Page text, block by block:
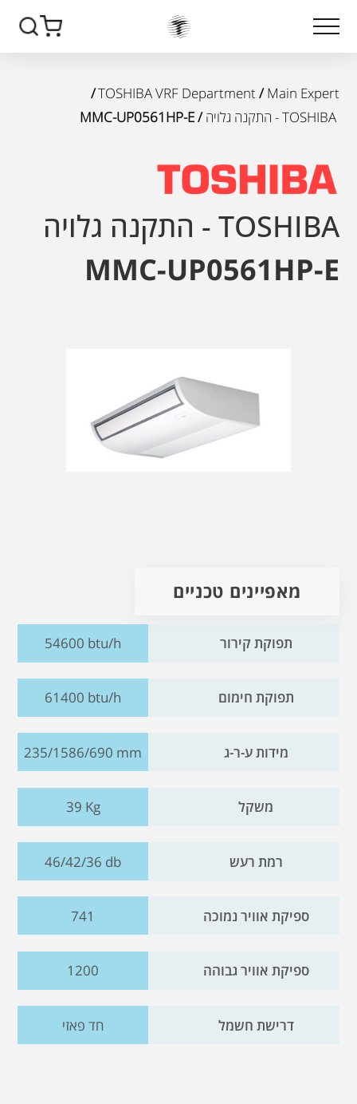
Main Expert
/
TOSHIBA VRF Department
/
TOSHIBA - התקנה גלויה
/ MMC-UP0561HP-E
TOSHIBA - התקנה גלויה
MMC-UP0561HP-E
מאפיינים טכניים
תפוקת קירור 54600 btu/h
תפוקת חימום 61400 btu/h
מידות ע-ר-ג 235/1586/690 mm
משקל 39 Kg
רמת רעש 46/42/36 db
ספיקת אוויר נמוכה 741
ספיקת אוויר גבוהה 1200
דרישת חשמל חד פאזי